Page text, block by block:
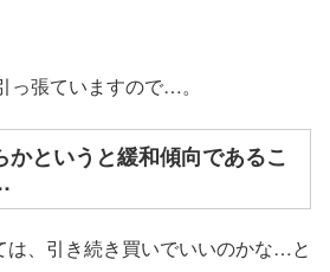
張ていますので…。
かというと緩和傾向であるこ
は、引き続き買いでいいのかな…と